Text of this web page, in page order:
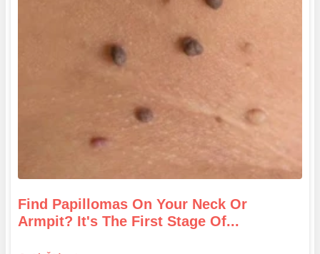
Find Papillomas On Your Neck Or
Armpit? It's The First Stage Of...